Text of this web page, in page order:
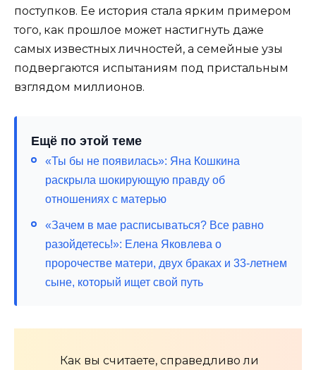
поступков. Ее история стала ярким примером
того, как прошлое может настигнуть даже
самых известных личностей, а семейные узы
подвергаются испытаниям под пристальным
взглядом миллионов.
Ещё по этой теме
«Ты бы не появилась»: Яна Кошкина
раскрыла шокирующую правду об
отношениях с матерью
«Зачем в мае расписываться? Все равно
разойдетесь!»: Елена Яковлева о
пророчестве матери, двух браках и 33-летнем
сыне, который ищет свой путь
Как вы считаете, справедливо ли